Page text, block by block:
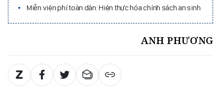
Miễn viện phí toàn dân: Hiện thực hóa chính sách an sinh
ANH PHƯƠNG